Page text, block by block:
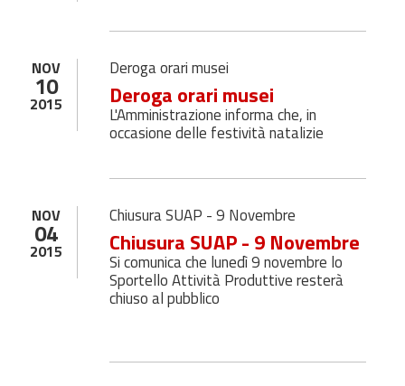
NOV
10
2015
Deroga orari musei
Deroga orari musei
L'Amministrazione informa che, in
occasione delle festività natalizie
NOV
04
2015
Chiusura SUAP - 9 Novembre
Chiusura SUAP - 9 Novembre
Si comunica che lunedì 9 novembre lo
Sportello Attività Produttive resterà
chiuso al pubblico